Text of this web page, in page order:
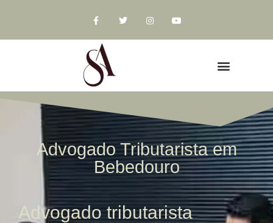
Advogado Tributarista em
Bebedouro
Advogado tributarista